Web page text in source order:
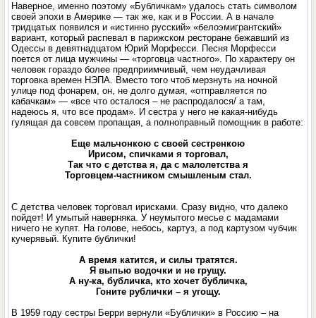
Наверное, именно поэтому «Бубличкам» удалось стать символом
своей эпохи в Америке — так же, как и в России. А в начале
тридцатых появился и «истинно русский» «белоэмигрантский»
вариант, который распевал в парижском ресторане бежавший из
Одессы в девятнадцатом Юрий Морфесси. Песня Морфесси
поется от лица мужчины — «торговца частного». По характеру он
человек гораздо более предприимчивый, чем неудачливая
торговка времен НЭПА. Вместо того чтоб мерзнуть на ночной
улице под фонарем, он, не долго думая, «отправляется по
кабачкам» — «все что осталося – не распродалося/ а там,
надеюсь я, что все продам». И сестра у него не какая-нибудь
гулящая да совсем пропащая, а полноправный помощник в работе:
Еще мальчонкою с своей сестренкою
Ирисом, спичками я торговал,
Так что с детства я, да с малолетства я
Торговцем-частником смышленым стал.
С детства человек торговал ирисками. Сразу видно, что далеко
пойдет! И умытый наверняка. У неумытого месье с мадамами
ничего не купят. На голове, небось, картуз, а под картузом чубчик
кучерявый. Купите бублички!
А время катится, и силы тратятся.
Я выпью водочки и не грущу.
А ну-ка, бубличка, кто хочет бубличка,
Гоните рублички – я угощу.
В 1959 году сестры Берри вернули «Бублички» в Россию – на